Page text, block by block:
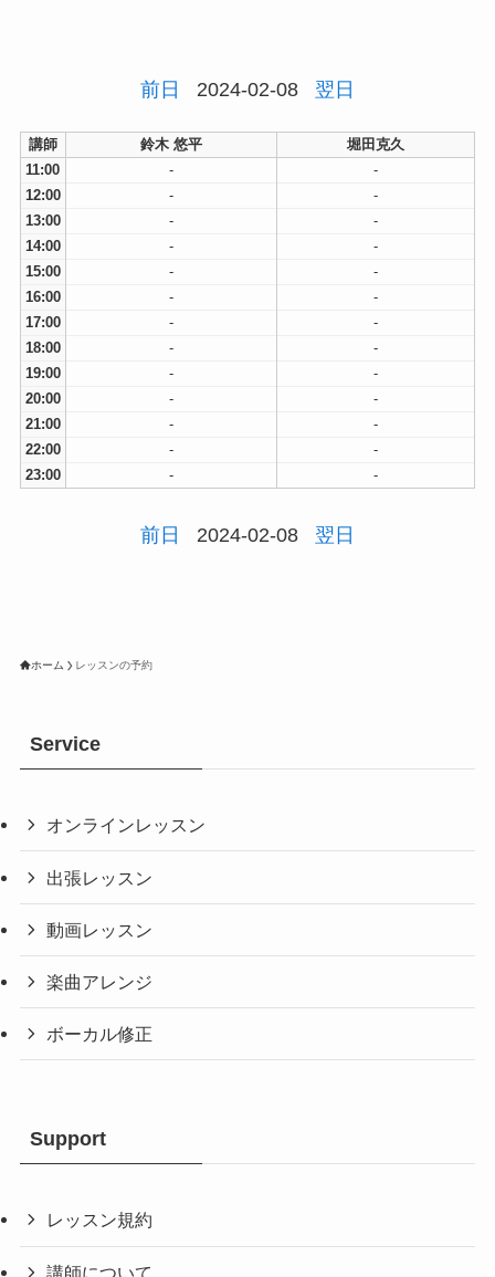
前日 2024-02-08 翌日
講師 鈴木 悠平
堀田克久
11:00
-
-
12:00
-
-
13:00
-
-
14:00
-
-
15:00
-
-
16:00
-
-
17:00
-
-
18:00
-
-
19:00
-
-
20:00
-
-
21:00
-
-
22:00
-
-
23:00
- -
前日 2024-02-08 翌日
ホーム レッスンの予約
Service
オンラインレッスン
出張レッスン
動画レッスン
楽曲アレンジ
ボーカル修正
Support
レッスン規約
講師について